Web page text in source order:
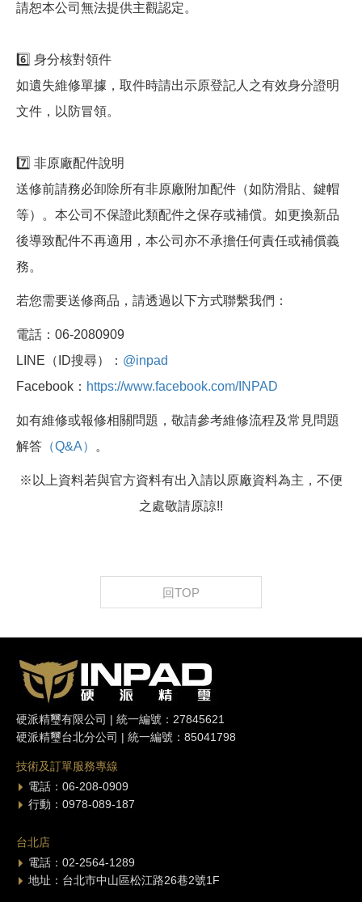
請恕本公司無法提供主觀認定。
6️⃣ 身分核對領件
如遺失維修單據，取件時請出示原登記人之有效身分證明
文件，以防冒領。
7️⃣ 非原廠配件說明
送修前請務必卸除所有非原廠附加配件（如防滑貼、鍵帽
等）。本公司不保證此類配件之保存或補償。如更換新品
後導致配件不再適用，本公司亦不承擔任何責任或補償義
務。
若您需要送修商品，請透過以下方式聯繫我們：
電話：06-2080909
LINE（ID搜尋）： @inpad
Facebook： https://www.facebook.com/INPAD
如有維修或報修相關問題，敬請參考維修流程及常見問題
解答 （Q&A） 。
※以上資料若與官方資料有出入請以原廠資料為主，不便
之處敬請原諒!!
回TOP
硬派精璽有限公司 | 統一編號：27845621
硬派精璽台北分公司 | 統一編號：85041798
技術及訂單服務專線
電話：06-208-0909
行動：0978-089-187
台北店
電話：02-2564-1289
地址：台北市中山區松江路26巷2號1F